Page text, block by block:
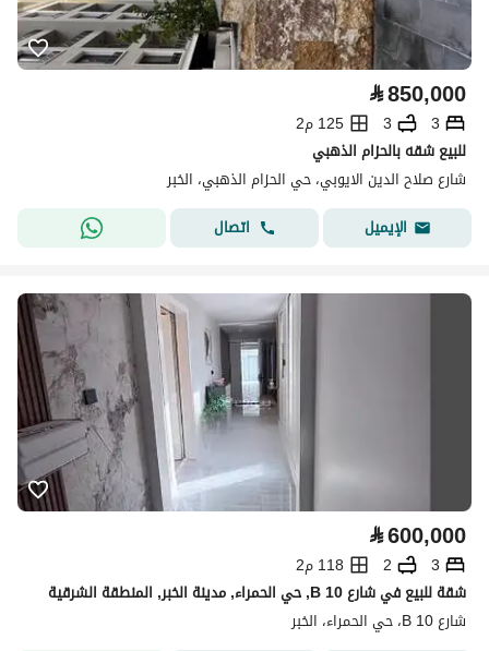
⃁850,000
3
3
125 م2
للبيع شقه بالحزام الذهبي
شارع صلاح الدين الايوبي، حي الحزام الذهبي، الخبر
الإيميل
اتصال
⃁600,000
3
2
118 م2
شقة للبيع في شارع 10 B, حي الحمراء, مدينة الخبر, المنطقة الشرقية
شارع 10 B، حي الحمراء، الخبر